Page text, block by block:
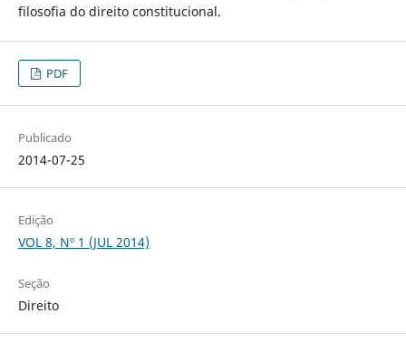
filosofia do direito constitucional.
PDF
Publicado
2014-07-25
Edição
VOL 8, Nº 1 (JUL 2014)
Seção
Direito